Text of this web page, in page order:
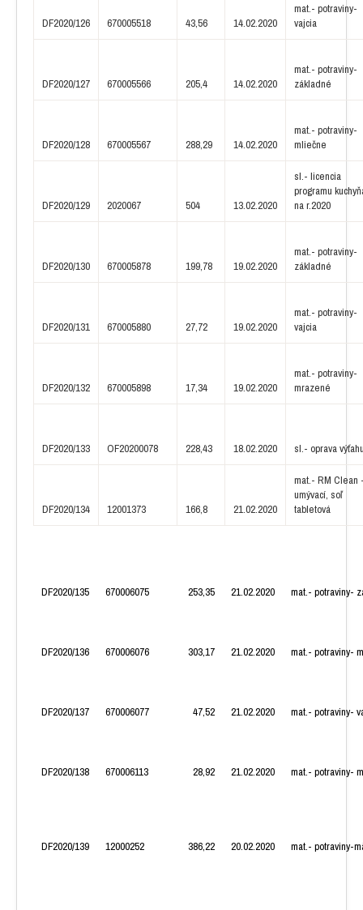
DF2020/126 670005518 43,56 14.02.2020
mat.- potraviny-
vajcia
DF2020/127 670005566 205,4 14.02.2020
mat.- potraviny-
základné
DF2020/128 670005567 288,29 14.02.2020
mat.- potraviny-
mliečne
DF2020/129 2020067 504 13.02.2020
sl.- licencia
programu
na r.2020
DF2020/130 670005878 199,78 19.02.2020
mat.- potraviny-
základné
DF2020/131 670005880 27,72 19.02.2020
mat.- potraviny-
vajcia
DF2020/132 670005898 17,34 19.02.2020
mat.- potraviny-
mrazené
DF2020/133 OF20200078 228,43 18.02.2020 sl.- oprava
DF2020/134 12001373 166,8 21.02.2020
mat.- RM Clean
umývací, soľ
tabletová
DF2020/135 670006075 253,35 21.02.2020 mat.- potraviny-
DF2020/136 670006076 303,17 21.02.2020 mat.- potraviny-
DF2020/137 670006077 47,52 21.02.2020 mat.- potraviny-
DF2020/138 670006113 28,92 21.02.2020 mat.- potraviny-
DF2020/139 12000252 386,22 20.02.2020 mat.- potraviny-